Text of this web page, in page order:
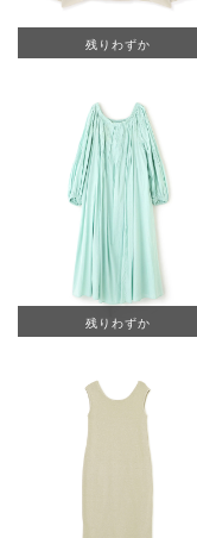
残りわずか
残りわずか